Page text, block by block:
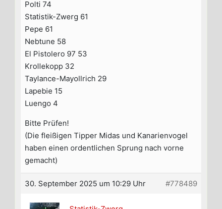
Polti 74
Statistik-Zwerg 61
Pepe 61
Nebtune 58
El Pistolero 97 53
Krollekopp 32
Taylance-Mayollrich 29
Lapebie 15
Luengo 4
Bitte Prüfen!
(Die fleißigen Tipper Midas und Kanarienvogel
haben einen ordentlichen Sprung nach vorne
gemacht)
30. September 2025 um 10:29 Uhr #778489